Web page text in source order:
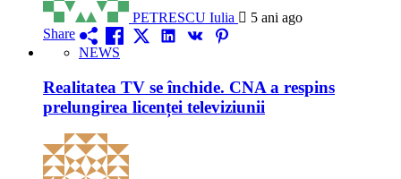
PETRESCU Iulia
5 ani ago
Share
NEWS
Realitatea TV se închide. CNA a respins
prelungirea licenței televiziunii